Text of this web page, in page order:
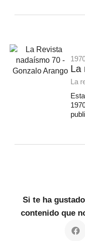
La
La
Si te ha
contenido que